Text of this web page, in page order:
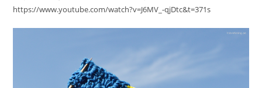
https://www.youtube.com/watch?v=J6MV_-qjDtc&t=371s